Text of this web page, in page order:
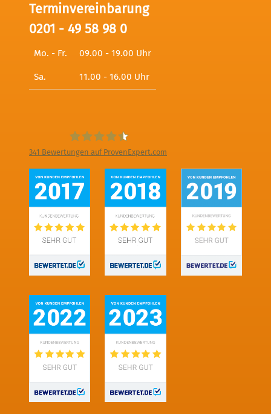
Terminvereinbarung
0201 - 49 58 98 0
Mo. - Fr. 09.00 - 19.00 Uhr
Sa. 11.00 - 16.00 Uhr
Digitale Fotografien - Foto und Film
Produktion
341 Bewertungen auf ProvenExpert.com